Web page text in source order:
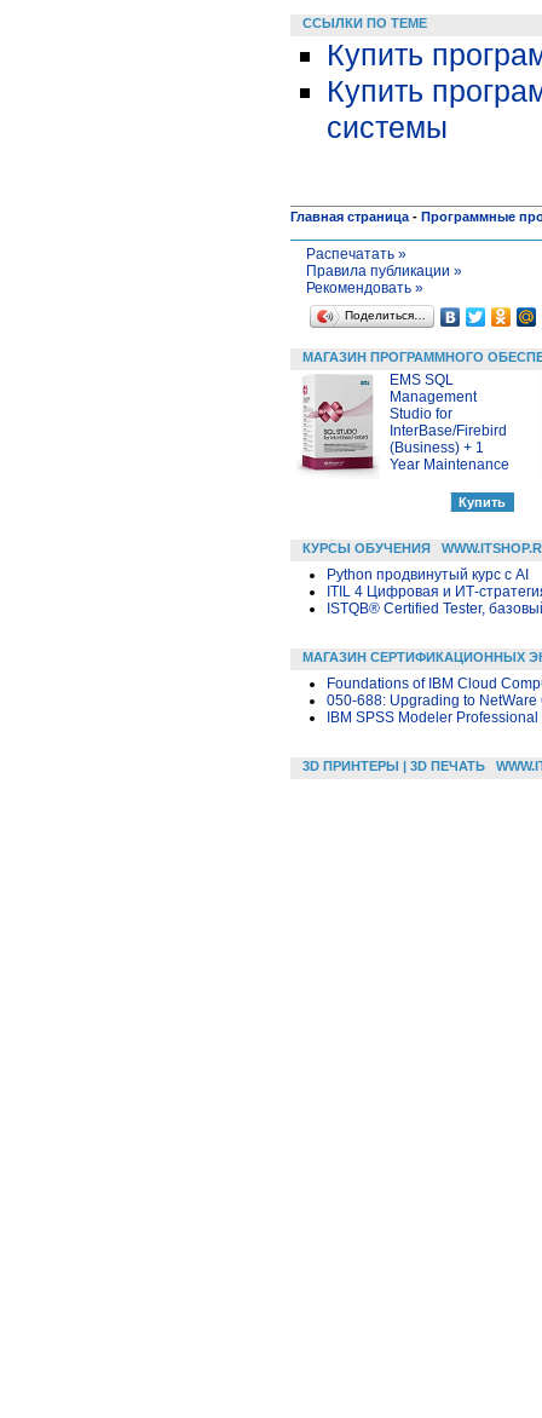
ССЫЛКИ ПО ТЕМЕ
Купить
Купить
системы
Главная страница - Программные
Распечатать »
Правила публикации »
Рекомендовать »
Поделиться…
МАГАЗИН ПРОГРАММНОГО
EMS SQL
Management
Studio for
InterBase/Firebird
(Business) + 1
Year Maintenance
КУРСЫ ОБУЧЕНИЯ
Python продвинутый курс с AI
ITIL 4 Цифровая и ИТ-
ISTQB® Certified Tester,
МАГАЗИН СЕРТИФИКАЦИОННЫХ
Foundations of IBM Cloud
050-688: Upgrading to NetWare
IBM SPSS Modeler Professional
3D ПРИНТЕРЫ | 3D ПЕЧАТЬ